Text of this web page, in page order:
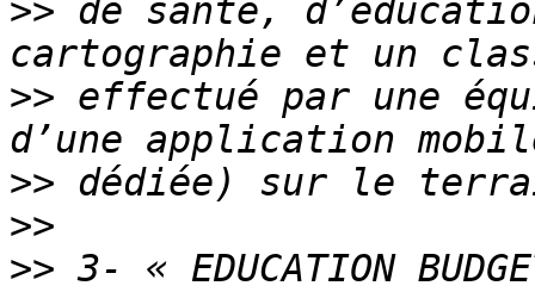
>> de santé,
>> effectué par une
>>
>>
>> 3- « EDUCATION